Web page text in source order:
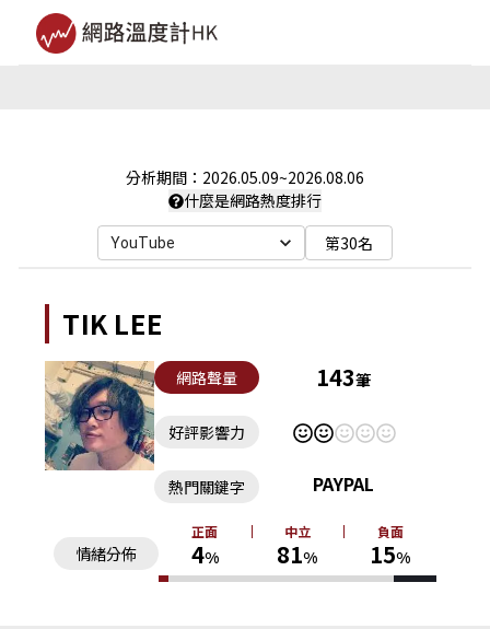
分析期間： 2026.05.09~2026.08.06
什麼是網路熱度排行
YouTube 第30名
TIK LEE
網路聲量 143筆
好評影響力
情緒分佈
正面
4%
中立
81%
負面
15%
熱門關鍵字 PAYPAL